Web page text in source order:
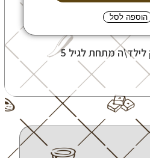
הוספה לסל
מתחת לגיל 5